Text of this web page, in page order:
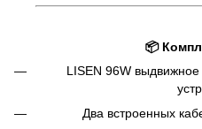
📦
LISEN 96W
Два встроенных